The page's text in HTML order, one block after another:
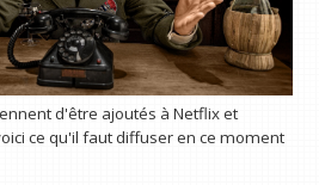
d'être ajoutés à Netflix et
ce qu'il faut diffuser en ce moment